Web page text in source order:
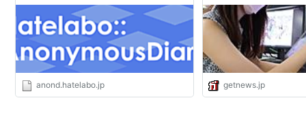
anond.hatelabo.jp
ーじゃないか」|ガジ
GetNews
getnews.jp